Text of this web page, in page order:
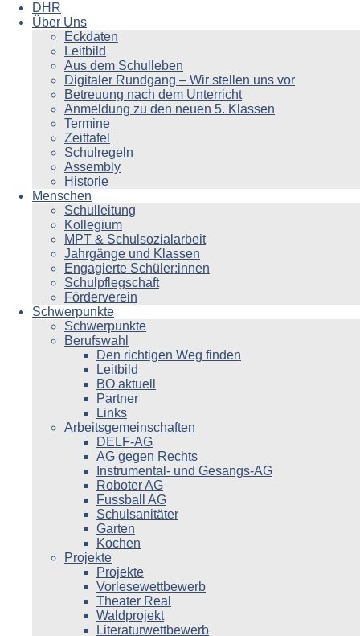
DHR
Über Uns
Eckdaten
Leitbild
Aus dem Schulleben
Digitaler Rundgang – Wir stellen uns vor
Betreuung nach dem Unterricht
Anmeldung zu den neuen 5. Klassen
Termine
Zeittafel
Schulregeln
Assembly
Historie
Menschen
Schulleitung
Kollegium
MPT & Schulsozialarbeit
Jahrgänge und Klassen
Engagierte Schüler:innen
Schulpflegschaft
Förderverein
Schwerpunkte
Schwerpunkte
Berufswahl
Den richtigen Weg finden
Leitbild
BO aktuell
Partner
Links
Arbeitsgemeinschaften
DELF-AG
AG gegen Rechts
Instrumental- und Gesangs-AG
Roboter AG
Fussball AG
Schulsanitäter
Garten
Kochen
Projekte
Projekte
Vorlesewettbewerb
Theater Real
Waldprojekt
Literaturwettbewerb